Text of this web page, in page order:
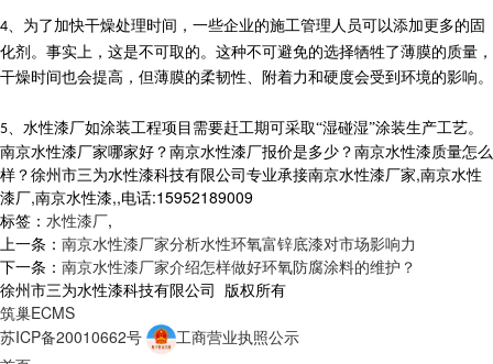
4、为了加快干燥处理时间，一些企业的施工管理人员可以添加更多的固
化剂。事实上，这是不可取的。这种不可避免的选择牺牲了薄膜的质量，
干燥时间也会提高，但薄膜的柔韧性、附着力和硬度会受到环境的影响。
5、水性漆厂如涂装工程项目需要赶工期可采取“湿碰湿”涂装生产工艺。
南京水性漆厂家哪家好？南京水性漆厂报价是多少？南京水性漆质量怎么
样？徐州市三为水性漆科技有限公司专业承接南京水性漆厂家,南京水性
漆厂,南京水性漆,,电话:15952189009
标签： 水性漆厂,
上一条： 南京水性漆厂家分析水性环氧富锌底漆对市场影响力
下一条： 南京水性漆厂家介绍怎样做好环氧防腐涂料的维护？
徐州市三为水性漆科技有限公司 版权所有
筑巢ECMS
苏ICP备20010662号
工商营业执照公示